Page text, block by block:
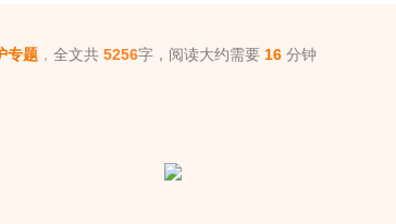
专题 ， 全文共 5256字，阅读大约需要 16 分钟